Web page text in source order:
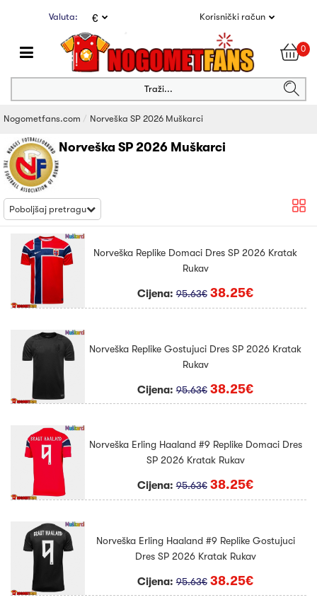
Valuta: € Korisnički račun
0
Traži...
Nogometfans.com Norveška SP 2026 Muškarci
Norveška SP 2026 Muškarci
Poboljšaj pretragu
Norveška Replike Domaci Dres SP 2026 Kratak
Rukav
Cijena:95.63€ 38.25€
Norveška Replike Gostujuci Dres SP 2026 Kratak
Rukav
Cijena:95.63€ 38.25€
Norveška Erling Haaland #9 Replike Domaci Dres
SP 2026 Kratak Rukav
Cijena:95.63€ 38.25€
Norveška Erling Haaland #9 Replike Gostujuci
Dres SP 2026 Kratak Rukav
Cijena:95.63€ 38.25€